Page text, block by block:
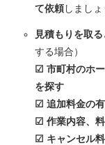
て依頼しましょ
見積もりを取
する場合）
☑ 市町村のホ
を探す
☑ 追加料金の
☑ 作業内容、
☑ キャンセル